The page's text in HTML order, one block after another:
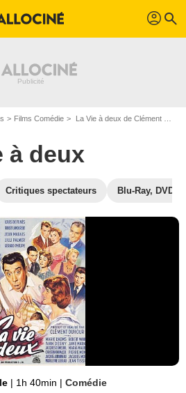
profil search
Films Comédie La Vie à deux de Clément Duhour
à deux
Critiques spectateurs Blu-Ray, DVD
| 1h 40min | Comédie